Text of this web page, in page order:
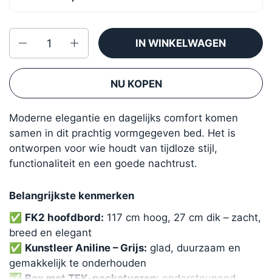
IN WINKELWAGEN
NU KOPEN
Moderne elegantie en dagelijks comfort komen
samen in dit prachtig vormgegeven bed. Het is
ontworpen voor wie houdt van tijdloze stijl,
functionaliteit en een goede nachtrust.
Belangrijkste kenmerken
✅ FK2 hoofdbord: 117 cm hoog, 27 cm dik – zacht,
breed en elegant
✅ Kunstleer Aniline – Grijs: glad, duurzaam en
gemakkelijk te onderhouden